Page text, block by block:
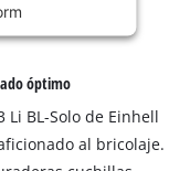
óptimo
Li BL-Solo de Einhell
al bricolaje.